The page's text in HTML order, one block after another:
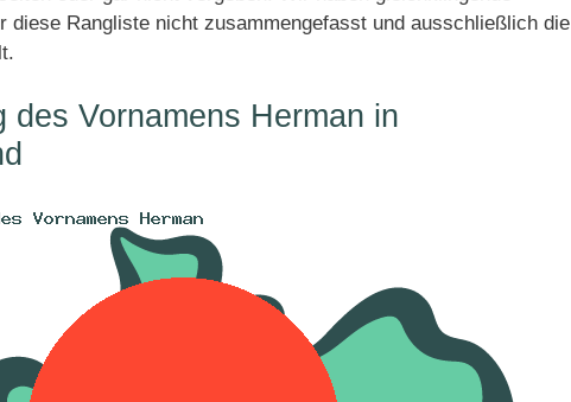
diese Rangliste nicht zusammengefasst und ausschließlich die
des Vornamens Herman in